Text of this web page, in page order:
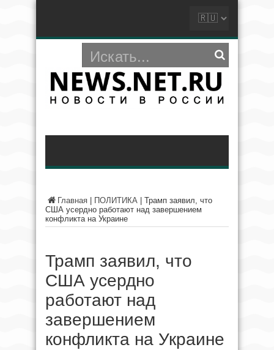
Главная ПОЛИТИКА
Трамп заявил, что
США усердно работают над завершением
конфликта на Украине
Трамп заявил, что
США усердно
работают над
завершением
конфликта на Украине